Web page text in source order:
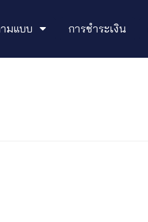
มแบบ การชำระเงิน